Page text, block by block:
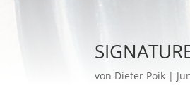
von Dieter Poik